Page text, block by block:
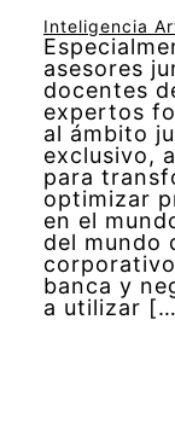
Inteligencia
asesores
docentes
expertos
al ámbito
exclusivo,
para
optimizar
en el
del mundo
banca y
a utilizar